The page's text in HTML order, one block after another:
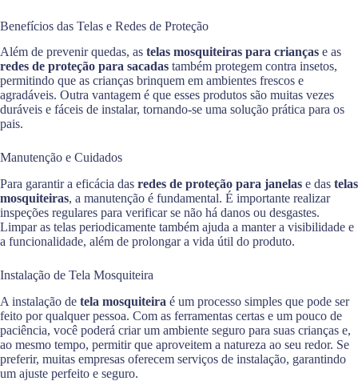
Benefícios das Telas e Redes de Proteção
Além de prevenir quedas, as telas mosquiteiras para crianças e as
redes de proteção para sacadas também protegem contra insetos,
permitindo que as crianças brinquem em ambientes frescos e
agradáveis. Outra vantagem é que esses produtos são muitas vezes
duráveis e fáceis de instalar, tornando-se uma solução prática para os
pais.
Manutenção e Cuidados
Para garantir a eficácia das redes de proteção para janelas e das telas
mosquiteiras, a manutenção é fundamental. É importante realizar
inspeções regulares para verificar se não há danos ou desgastes.
Limpar as telas periodicamente também ajuda a manter a visibilidade e
a funcionalidade, além de prolongar a vida útil do produto.
Instalação de Tela Mosquiteira
A instalação de tela mosquiteira é um processo simples que pode ser
feito por qualquer pessoa. Com as ferramentas certas e um pouco de
paciência, você poderá criar um ambiente seguro para suas crianças e,
ao mesmo tempo, permitir que aproveitem a natureza ao seu redor. Se
preferir, muitas empresas oferecem serviços de instalação, garantindo
um ajuste perfeito e seguro.